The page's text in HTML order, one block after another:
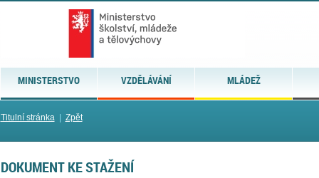
MINISTERSTVO VZDĚLÁVÁNÍ MLÁDEŽ
Titulní stránka| Zpět
DOKUMENT KE STAŽENÍ